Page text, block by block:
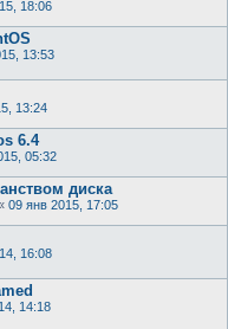
18:06
13:53
13:24
6.4
05:32
диска
09 янв 2015, 17:05
16:08
14:18